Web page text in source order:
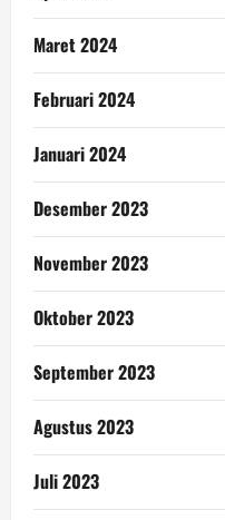
Maret 2024
Februari 2024
Januari 2024
Desember 2023
November 2023
Oktober 2023
September 2023
Agustus 2023
Juli 2023